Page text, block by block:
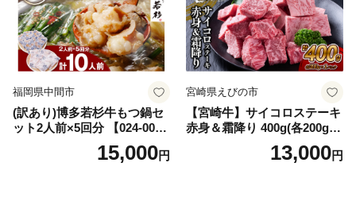
福岡県中間市
(訳あり)博多若杉牛もつ鍋セ
ット2人前×5回分 【024-002
15,000円
宮崎県えびの市
【宮崎牛】サイコロステーキ
赤身＆霜降り 400g(各200g×
１P 計2P) 真空パック 冷凍
13,000円